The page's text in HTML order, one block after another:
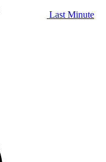
Last Minute